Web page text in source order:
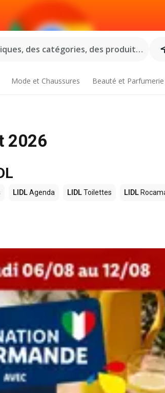
des catégories, des produits...
Mode et Chaussures Beauté et Parfumerie
2026
LIDLAgenda LIDLToilettes LIDL